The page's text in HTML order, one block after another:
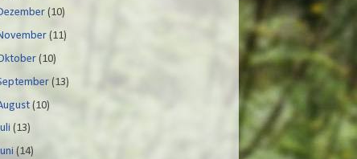
(10)
(11)
(10)
(13)
(10)
(13)
(14)